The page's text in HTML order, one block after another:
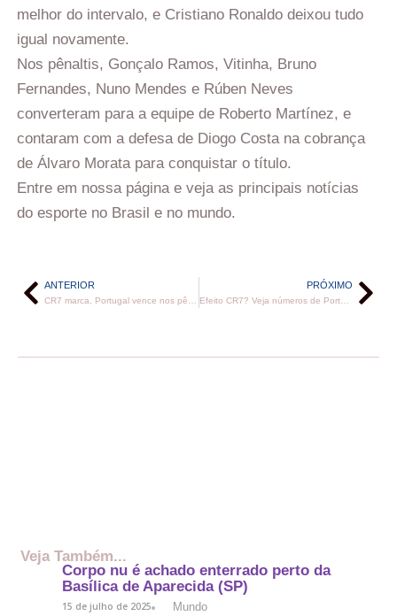
melhor do intervalo, e Cristiano Ronaldo deixou tudo
igual novamente.
Nos pênaltis, Gonçalo Ramos, Vitinha, Bruno
Fernandes, Nuno Mendes e Rúben Neves
converteram para a equipe de Roberto Martínez, e
contaram com a defesa de Diogo Costa na cobrança
de Álvaro Morata para conquistar o título.
Entre em nossa página e veja as principais notícias
do esporte no Brasil e no mundo.
ANTERIOR
CR7 marca, Portugal vence nos pênaltis e leva a Nations League
PRÓXIMO
Efeito CR7? Veja números de Portugal antes e depois do craque
Veja Também...
Corpo nu é achado enterrado perto da
Basílica de Aparecida (SP)
15 de julho de 2025 Mundo